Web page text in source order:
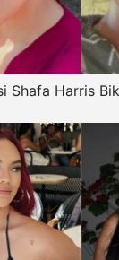
Shafa Harris